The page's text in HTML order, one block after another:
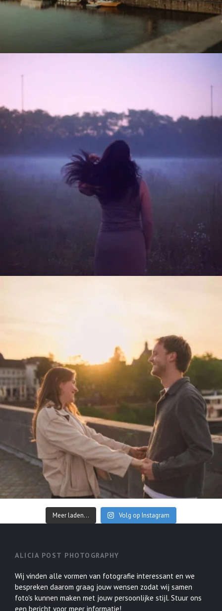
Meer laden... Volg op Instagram
ALICIA POST PHOTOGRAPHY
Wij vinden alle vormen van fotografie interessant en we
bespreken daarom graag jouw wensen zodat wij samen
foto's kunnen maken met jouw persoonlijke stijl. Stuur ons
een bericht voor meer informatie!